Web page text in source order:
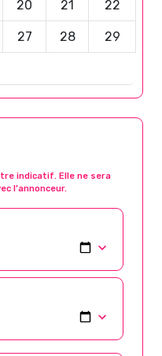
20 21 22
27 28 29
indicatif. Elle ne sera
l’annonceur.